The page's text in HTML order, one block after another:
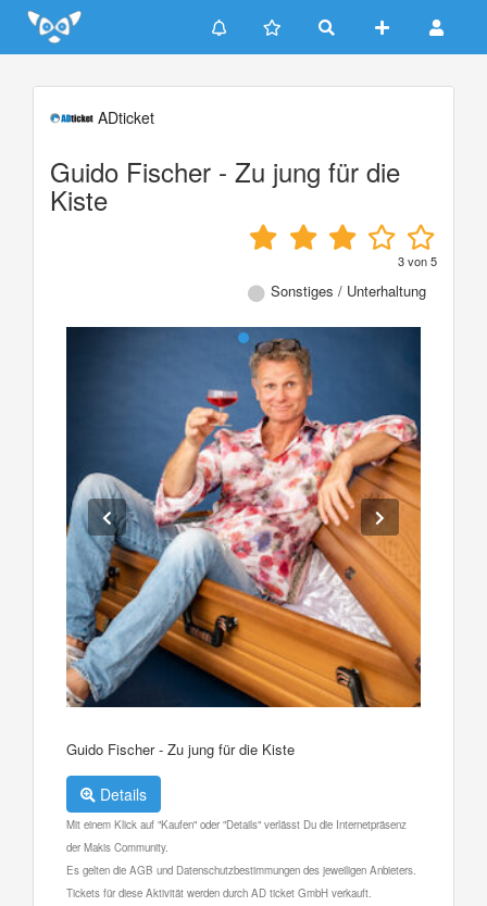
Update cookies preferences
ADticket
Guido Fischer - Zu jung für die
Kiste
3von5
Sonstiges / Unterhaltung
Guido Fischer - Zu jung für die Kiste
Details
Mit einem Klick auf "Kaufen" oder "Details" verlässt Du die Internetpräsenz
der Makis Community.
Es gelten die AGB und Datenschutzbestimmungen des jeweiligen Anbieters.
Tickets für diese Aktivität werden durch AD ticket GmbH verkauft.